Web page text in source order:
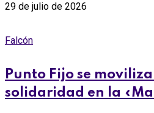
29 de julio de 2026
Falcón
Punto Fijo se
solidaridad en la